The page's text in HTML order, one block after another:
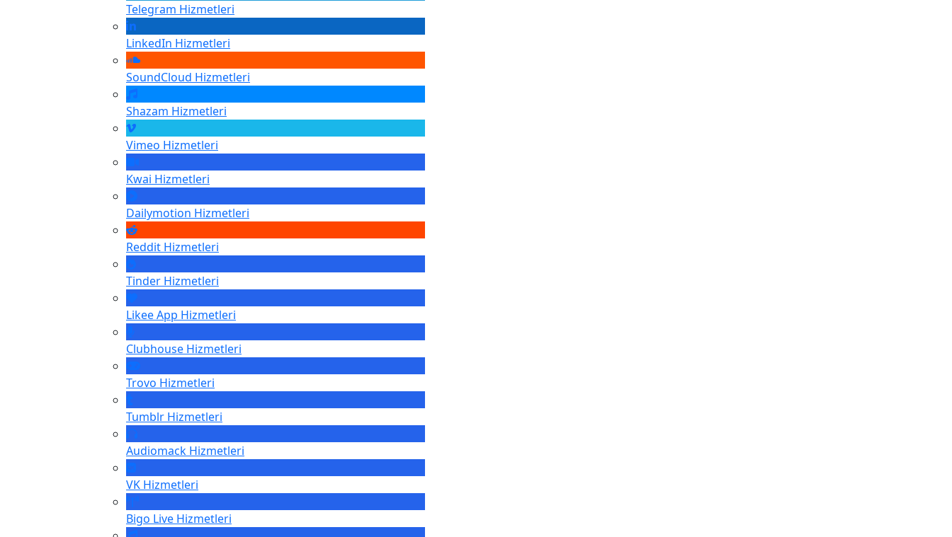
Telegram Hizmetleri
LinkedIn Hizmetleri
SoundCloud Hizmetleri
Shazam Hizmetleri
Vimeo Hizmetleri
Kwai Hizmetleri
Dailymotion Hizmetleri
Reddit Hizmetleri
Tinder Hizmetleri
Likee App Hizmetleri
Clubhouse Hizmetleri
Trovo Hizmetleri
Tumblr Hizmetleri
Audiomack Hizmetleri
VK Hizmetleri
Bigo Live Hizmetleri